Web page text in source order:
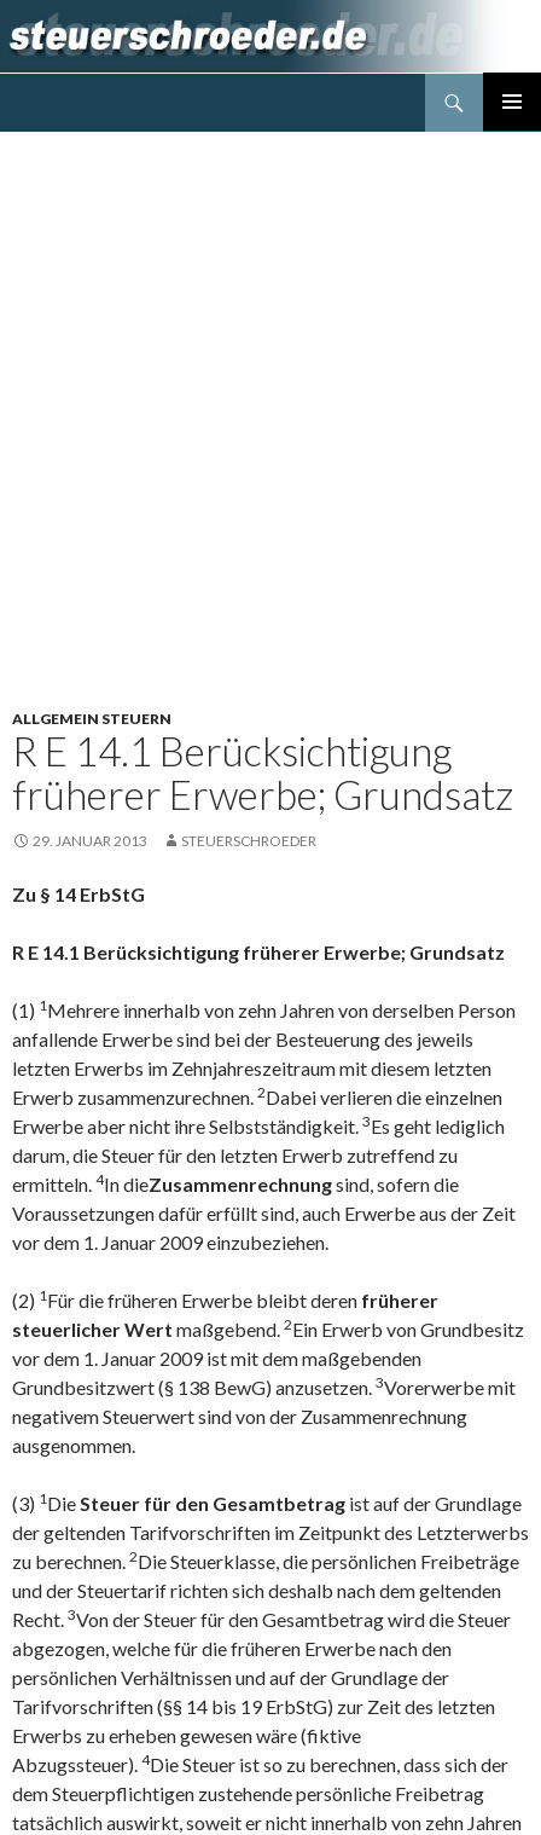
ALLGEMEIN STEUERN
R E 14.1 Berücksichtigung
früherer Erwerbe; Grundsatz
29. JANUAR 2013 STEUERSCHROEDER
Zu § 14 ErbStG
R E 14.1 Berücksichtigung früherer Erwerbe; Grundsatz
(1) 1 Mehrere innerhalb von zehn Jahren von derselben Person
anfallende Erwerbe sind bei der Besteuerung des jeweils
letzten Erwerbs im Zehnjahreszeitraum mit diesem letzten
Erwerb zusammenzurechnen. 2Dabei verlieren die einzelnen
Erwerbe aber nicht ihre Selbstständigkeit. 3Es geht lediglich
darum, die Steuer für den letzten Erwerb zutreffend zu
ermitteln. 4In dieZusammenrechnungsind, sofern die
Voraussetzungen dafür erfüllt sind, auch Erwerbe aus der Zeit
vor dem 1. Januar 2009 einzubeziehen.
(2) 1 Für die früheren Erwerbe bleibt deren früherer
steuerlicher Wert maßgebend. 2Ein Erwerb von Grundbesitz
vor dem 1. Januar 2009 ist mit dem maßgebenden
Grundbesitzwert (§ 138 BewG) anzusetzen. 3Vorerwerbe mit
negativem Steuerwert sind von der Zusammenrechnung
ausgenommen.
(3) 1 Die Steuer für den Gesamtbetrag ist auf der Grundlage
der geltenden Tarifvorschriften im Zeitpunkt des Letzterwerbs
zu berechnen. 2Die Steuerklasse, die persönlichen Freibeträge
und der Steuertarif richten sich deshalb nach dem geltenden
Recht. 3Von der Steuer für den Gesamtbetrag wird die Steuer
abgezogen, welche für die früheren Erwerbe nach den
persönlichen Verhältnissen und auf der Grundlage der
Tarifvorschriften (§§ 14 bis 19 ErbStG) zur Zeit des letzten
Erwerbs zu erheben gewesen wäre (fiktive
Abzugssteuer). 4Die Steuer ist so zu berechnen, dass sich der
dem Steuerpflichtigen zustehende persönliche Freibetrag
tatsächlich auswirkt, soweit er nicht innerhalb von zehn Jahren